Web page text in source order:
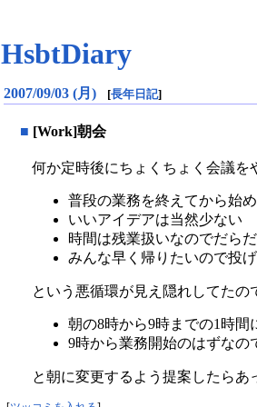
HsbtDiary
2007/09/03 (月) [長年日記]
■ [Work]朝会
何か定時後にちょくちょく会議を
普段の業務を終えてから始
いいアイデアは当然少ない
時間は残業扱いなのでだら
みんな早く帰りたいので投げ
という悪循環が見え隠れしてたの
朝の8時から9時までの1時間
9時から業務開始のはずなの
と朝に変更するよう提案したらあ